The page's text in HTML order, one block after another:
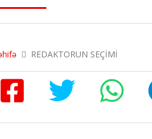
REDAKTORUN SEÇİMİ